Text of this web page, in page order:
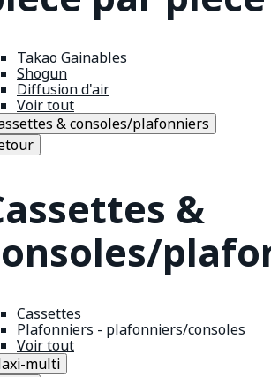
Takao Gainables
Shogun
Diffusion d'air
Voir tout
& consoles/plafonniers
&
Cassettes
Plafonniers - plafonniers/consoles
Voir tout
multi